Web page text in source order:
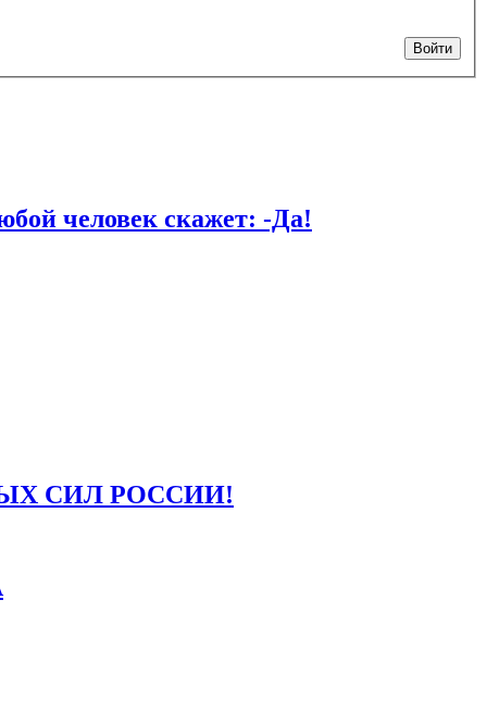
Войти
человек скажет: -Да!
СИЛ РОССИИ!